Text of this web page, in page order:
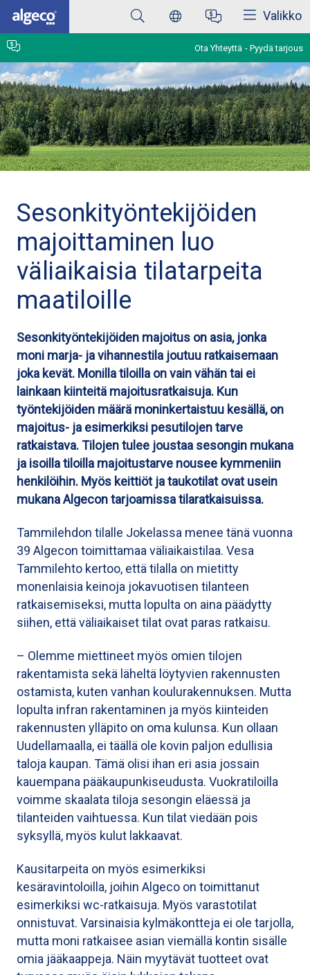
Skip
main
content
Valikko
Ota Yhteyttä Pyydä tarjous
Sesonkityöntekijöiden
majoittaminen luo
väliaikaisia tilatarpeita
maatiloille
Sesonkityöntekijöiden majoitus on asia, jonka
moni marja- ja vihannestila joutuu ratkaisemaan
joka kevät. Monilla tiloilla on vain vähän tai ei
lainkaan kiinteitä majoitusratkaisuja. Kun
työntekijöiden määrä moninkertaistuu kesällä, on
majoitus- ja esimerkiksi pesutilojen tarve
ratkaistava. Tilojen tulee joustaa sesongin mukana
ja isoilla tiloilla majoitustarve nousee kymmeniin
henkilöihin. Myös keittiöt ja taukotilat ovat usein
mukana Algecon tarjoamissa tilaratkaisuissa.
Tammilehdon tilalle Jokelassa menee tänä vuonna
39 Algecon toimittamaa väliaikaistilaa. Vesa
Tammilehto kertoo, että tilalla on mietitty
monenlaisia keinoja jokavuotisen tilanteen
ratkaisemiseksi, mutta lopulta on aina päädytty
siihen, että väliaikaiset tilat ovat paras ratkaisu.
– Olemme miettineet myös omien tilojen
rakentamista sekä läheltä löytyvien rakennusten
ostamista, kuten vanhan koulurakennuksen. Mutta
lopulta infran rakentaminen ja myös kiinteiden
rakennusten ylläpito on oma kulunsa. Kun ollaan
Uudellamaalla, ei täällä ole kovin paljon edullisia
taloja kaupan. Tämä olisi ihan eri asia jossain
kauempana pääkaupunkiseudusta. Vuokratiloilla
voimme skaalata tiloja sesongin eläessä ja
tilanteiden vaihtuessa. Kun tilat viedään pois
syksyllä, myös kulut lakkaavat.
Kausitarpeita on myös esimerkiksi
kesäravintoloilla, joihin Algeco on toimittanut
esimerkiksi wc-ratkaisuja. Myös varastotilat
onnistuvat. Varsinaisia kylmäkontteja ei ole tarjolla,
mutta moni ratkaisee asian viemällä kontin sisälle
omia jääkaappeja. Näin myytävät tuotteet ovat